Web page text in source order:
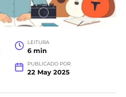
LEITURA
6 min
PUBLICADO POR
22 May 2025